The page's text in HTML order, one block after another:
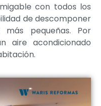
con todos los
de descomponer
pequeñas. Por
aire acondicionado